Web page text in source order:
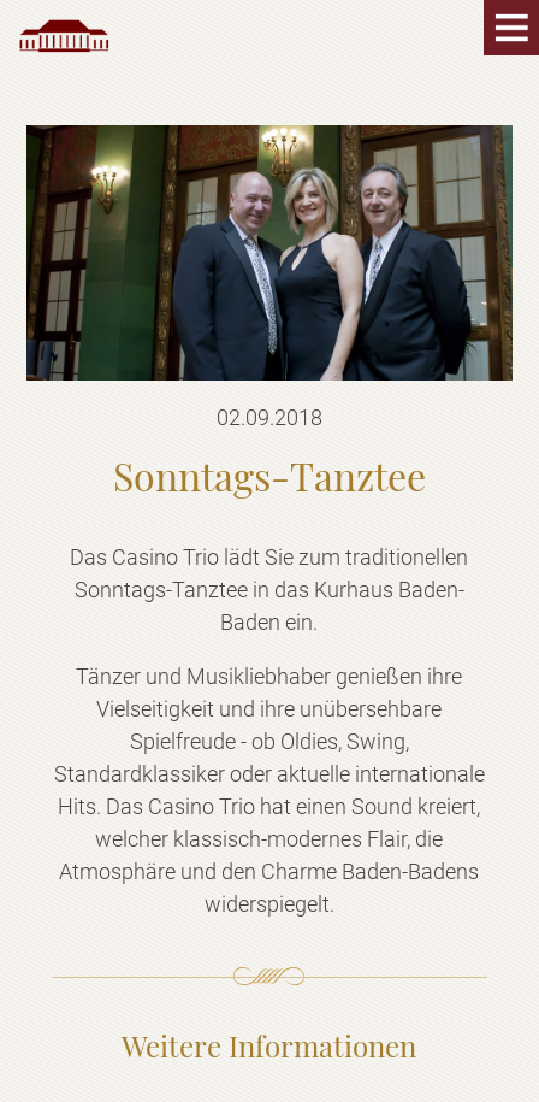
02.09.2018
Sonntags-Tanztee
Das Casino Trio lädt Sie zum traditionellen
Sonntags-Tanztee in das Kurhaus Baden-
Baden ein.
Tänzer und Musikliebhaber genießen ihre
Vielseitigkeit und ihre unübersehbare
Spielfreude - ob Oldies, Swing,
Standardklassiker oder aktuelle internationale
Hits. Das Casino Trio hat einen Sound kreiert,
welcher klassisch-modernes Flair, die
Atmosphäre und den Charme Baden-Badens
widerspiegelt.
Weitere Informationen